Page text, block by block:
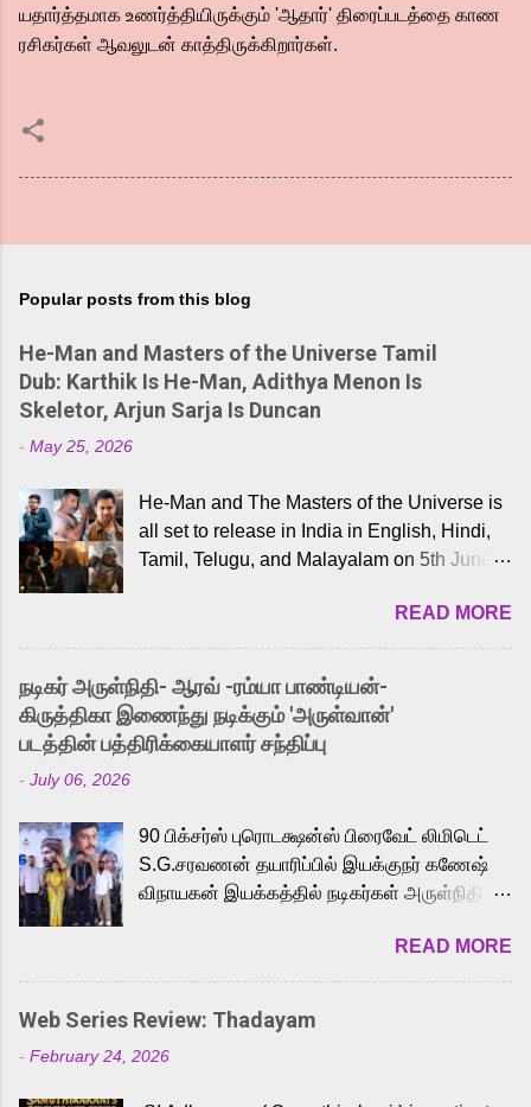
யதார்த்தமாக உணர்த்தியிருக்கும் 'ஆதார்' திரைப்படத்தை காண
ரசிகர்கள் ஆவலுடன் காத்திருக்கிறார்கள்.
Popular posts from this blog
He-Man and Masters of the Universe Tamil
Dub: Karthik Is He-Man, Adithya Menon Is
Skeletor, Arjun Sarja Is Duncan
- May 25, 2026
He-Man and The Masters of the Universe is
all set to release in India in English, Hindi,
Tamil, Telugu, and Malayalam on 5th June,
received a lot of love from cult He-Man fans
and offered audiences an exciting glimpse
into the world of Eternia, the recently
released Tamil trailer has also generated
strong excitement among Tamil audiences.
Adding to the growing buzz is the film’s
to the iconic superhero He-Man. Known for
memorable songs like “Behene De” from
Raavan, “Oru Maalai” from Ghajini, and
loved for his versatile voice and strong
command over multiple languages, making
him a strong fit for the legendary character.
cinema, voices the menacing Skeletor
READ MORE
நடிகர் அருள்நிதி- ஆரவ் -ரம்யா பாண்டியன்-
கிருத்திகா இணைந்து நடிக்கும் 'அருள்வான்'
படத்தின் பத்திரிக்கையாளர் சந்திப்பு
- July 06, 2026
90 பிக்சர்ஸ் புரொடக்ஷன்ஸ் பிரைவேட் லிமிடெட்
S.G.சரவணன் தயாரிப்பில் இயக்குநர் கணேஷ்
விநாயகன் இயக்கத்தில் நடிகர்கள் அருள்நிதி -
முக்கிய வேடத்தில் இணைந்து நடித்திருக்கும்
'அருள்வான்' திரைப்படத்தினை
பத்திரிக்கையாளர் சந்திப்பு சென்னையில்
நடைபெற்றது. இயக்குநர் கணேஷ் விநாயகன்
இயக்கத்தில் உருவாகியுள்ள 'அருள்வான்'
READ MORE
Web Series Review: Thadayam
- February 24, 2026